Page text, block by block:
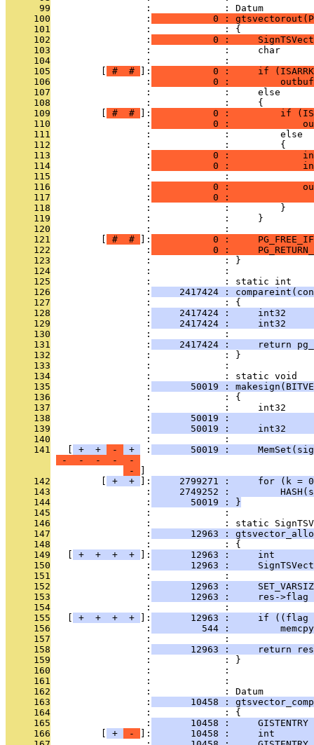
      99
                 :             : Datum
     100
                 :
0 :
     101
                 :             : {
     102
                 :
0 :
     103
:             :     char
     104
                 :             :
     105
# # ]:
0 :     if
     106
                 :
0 :
     107
                 :             :     else
     108
                 :             :     {
     109
# # ]:
0 :         if
     110
                 :
0 :
     111
                 :             :         else
     112
                 :             :         {
     113
                 :
0 :
     114
                 :
0 :
     115
                 :             :
     116
                 :
0 :
     117
                 :
0 :
     118
                 :             :         }
     119
                 :             :     }
     120
                 :             :
     121
# # ]:
0 :
     122
                 :
0 :
     123
                 :             : }
     124
                 :             :
     125
                 :             : static int
     126
                 :
2417424 :
     127
                 :             : {
     128
                 :
2417424 :     int32
     129
                 :
2417424 :     int32
     130
                 :             :
     131
                 :
2417424 :     return
     132
                 :             : }
     133
                 :             :
     134
                 :             : static void
     135
                 :
50019 :
     136
                 :             : {
     137
:             :     int32
     138
                 :
50019 :
     139
                 :
50019 :     int32
     140
                 :             :
     141
+ + - + :
50019 :
-
- - -
-
-
     142
+ + ]:
2799271 :     for (k =
     143
                 :
2749252 :
     144
                 :
       50019 : }
     145
                 :             :
     146
:             : static
     147
                 :
12963 :
     148
                 :             : {
     149
+ + + + ]:
12963 :     int
     150
                 :
12963 :
     151
                 :             :
     152
                 :
12963 :
     153
                 :
12963 :     res->flag
     154
                 :             :
     155
+ + + + ]:
12963 :     if ((flag
     156
                 :
544 :
     157
                 :             :
     158
                 :
12963 :     return
     159
                 :             : }
     160
                 :             :
     161
                 :             :
     162
                 :             : Datum
     163
                 :
10458 :
     164
                 :             : {
     165
                 :
10458 :     GISTENTRY
     166
+ - ]:
10458 :     int